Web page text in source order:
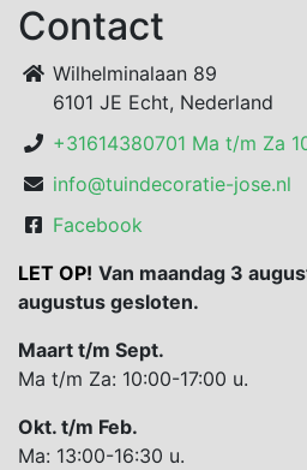
Contact
Wilhelminalaan 89
6101 JE Echt, Nederland
+31614380701 Ma t/m Za
info@tuindecoratie-jose.nl
Facebook
LET OP! Van maandag 3
augustus gesloten.
Maart t/m Sept.
Ma t/m Za: 10:00-17:00 u.
Okt. t/m Feb.
Ma: 13:00-16:30 u.